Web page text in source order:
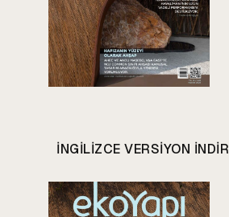
INGILIZCE VERSIYON INDIR